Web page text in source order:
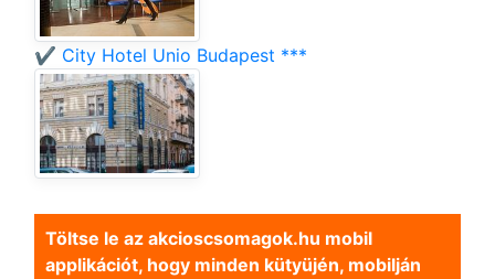
✔️ City Hotel Unio Budapest ***
Töltse le az akcioscsomagok.hu mobil
applikációt, hogy minden kütyüjén, mobilján